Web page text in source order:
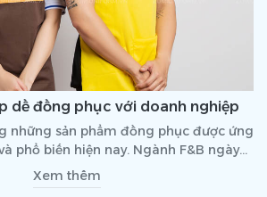
dề đồng phục với doanh nghiệp
những sản phẩm đồng phục được ứng
phổ biến hiện nay. Ngành F&B ngày
nhu cầu về đồng phục tạp dề cũng
Bên cạnh các chức năng cơ bản của
Xem thêm